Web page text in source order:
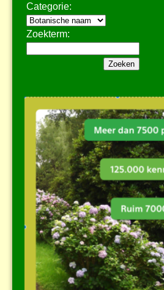
Categorie:
Zoekterm: